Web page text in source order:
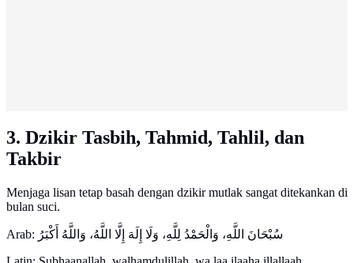
3. Dzikir Tasbih, Tahmid, Tahlil, dan
Takbir
Menjaga lisan tetap basah dengan dzikir mutlak sangat ditekankan di
bulan suci.
Arab: سُبْحَانَ اللَّهِ، وَالْحَمْدُ لِلَّهِ، وَلَا إِلَهَ إِلَّا اللَّهُ، وَاللَّهُ أَكْبَرُ